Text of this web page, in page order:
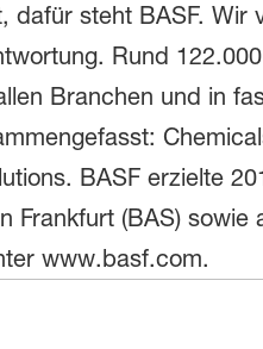
dafür steht BASF.
Rund
Branchen und in
BASF erzielte
Frankfurt (BAS)
www.basf.com.